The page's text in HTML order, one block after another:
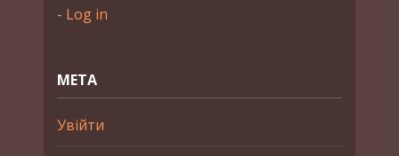
- Log in
МЕТА
Увійти